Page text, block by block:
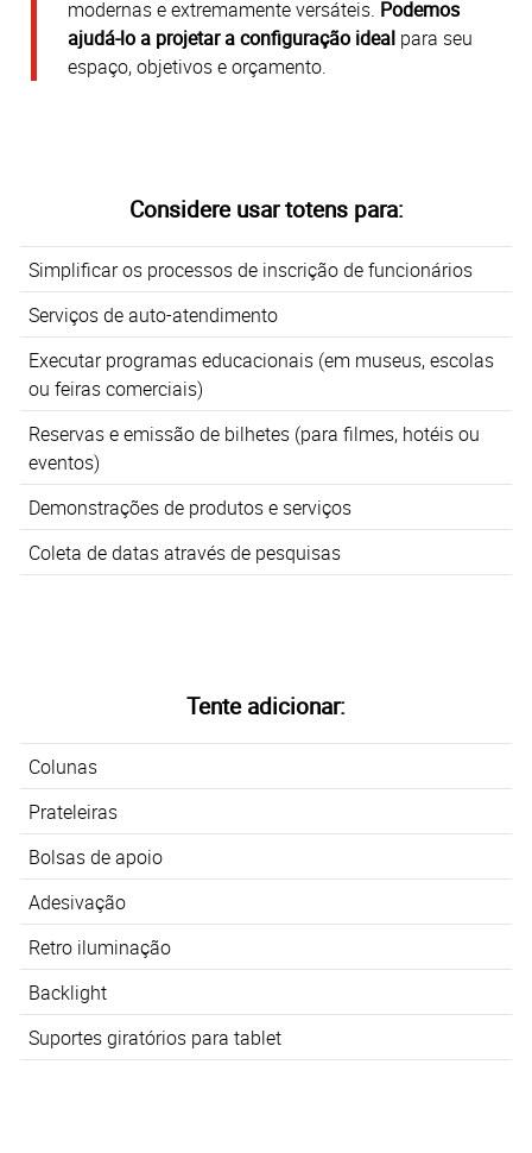
modernas e extremamente versáteis. Podemos
ajudá-lo a projetar a configuração ideal para seu
espaço, objetivos e orçamento.
Considere usar totens para:
Simplificar os processos de inscrição de funcionários
Serviços de auto-atendimento
Executar programas educacionais (em museus, escolas
ou feiras comerciais)
Reservas e emissão de bilhetes (para filmes, hotéis ou
eventos)
Demonstrações de produtos e serviços
Coleta de datas através de pesquisas
Tente adicionar:
Colunas
Prateleiras
Bolsas de apoio
Adesivação
Retro iluminação
Backlight
Suportes giratórios para tablet